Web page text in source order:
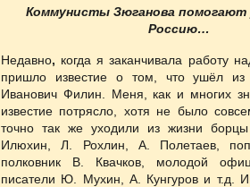
Коммунисты Зюганова
Россию…
Недавно, когда я заканчивала работу
пришло известие о том, что ушёл
Иванович Филин. Меня, как и многих
известие потрясло, хотя не было
точно так же уходили из жизни
Илюхин, Л. Рохлин, А. Полетаев,
полковник В. Квачков, молодой
писатели Ю. Мухин, А. Кунгуров и т.д.